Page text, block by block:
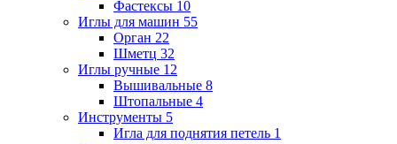
Фастексы 10
Иглы для машин 55
Орган 22
Шметц 32
Иглы ручные 12
Вышивальные 8
Штопальные 4
Инструменты 5
Игла для поднятия петель 1